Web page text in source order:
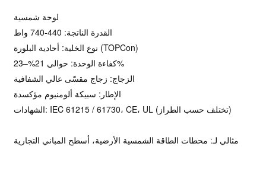
لوحة شمسية
القدرة الناتجة: 440-740 واط
نوع الخلية: أحادية البلورة (TOPCon)
كفاءة الوحدة: حوالي 21%–23%
الزجاج: زجاج مقسّى عالي الشفافية
الإطار: سبيكة ألومنيوم مؤكسدة
الشهادات: IEC 61215 / 61730، CE، UL (تختلف حسب الطراز)
مثالي لـ: محطات الطاقة الشمسية الأرضية، أسطح المباني التجارية